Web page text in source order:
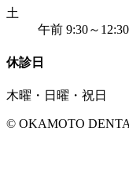
土
午前 9:30～
休診日
木曜・日曜・祝日
© OKAMOTO